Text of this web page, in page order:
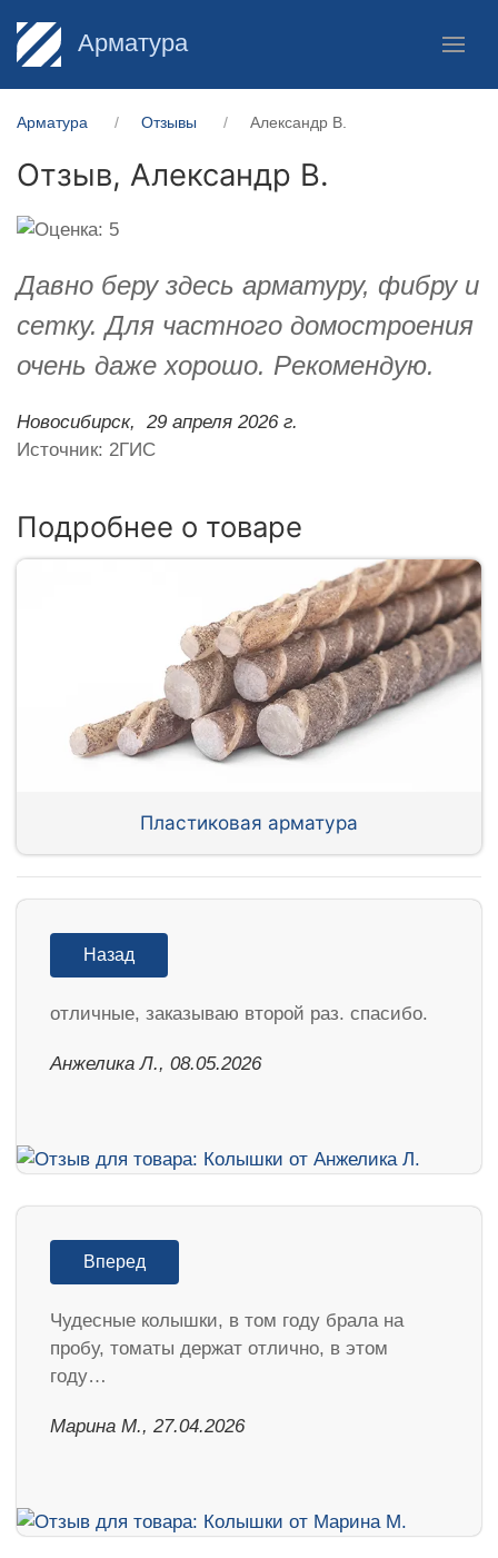
Арматура
Арматура Отзывы Александр В.
Отзыв, Александр В.
Давно беру здесь арматуру, фибру и
сетку. Для частного домостроения
очень даже хорошо. Рекомендую.
Новосибирск,
29 апреля 2026 г.
Источник: 2ГИС
Подробнее о товаре
Пластиковая арматура
Назад
отличные, заказываю второй раз. спасибо.
Анжелика Л., 08.05.2026
Вперед
Чудесные колышки, в том году брала на
пробу, томаты держат отлично, в этом
году…
Марина М., 27.04.2026